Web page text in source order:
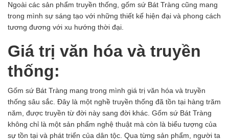
Ngoài các sản phẩm truyền thống, gốm sứ Bát Tràng cũng mang
trong mình sự sáng tạo với những thiết kế hiện đại và phong cách
tương đương với xu hướng thời đại.
Giá trị văn hóa và truyền
thống:
Gốm sứ Bát Tràng mang trong mình giá trị văn hóa và truyền
thống sâu sắc. Đây là một nghề truyền thống đã tồn tại hàng trăm
năm, được truyền từ đời này sang đời khác. Gốm sứ Bát Tràng
không chỉ là một sản phẩm nghệ thuật mà còn là biểu tượng của
sự tồn tại và phát triển của dân tộc. Qua từng sản phẩm, người ta